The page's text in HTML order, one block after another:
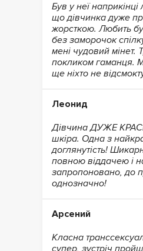
Був у неї
що дівчинка дуже
жорсткою. Любить
без заморочок
мені чудовий мінет.
покликом гаманця.
ще ніхто не
Леонид
Дівчина ДУЖЕ
шкіра. Одна з
доглянутість!
повною віддачею і
запропоновано, до
однозначно!
Арсений
Класна
супер, зустріч